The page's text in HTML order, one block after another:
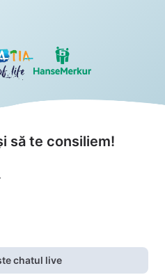
să te consiliem!
chatul live